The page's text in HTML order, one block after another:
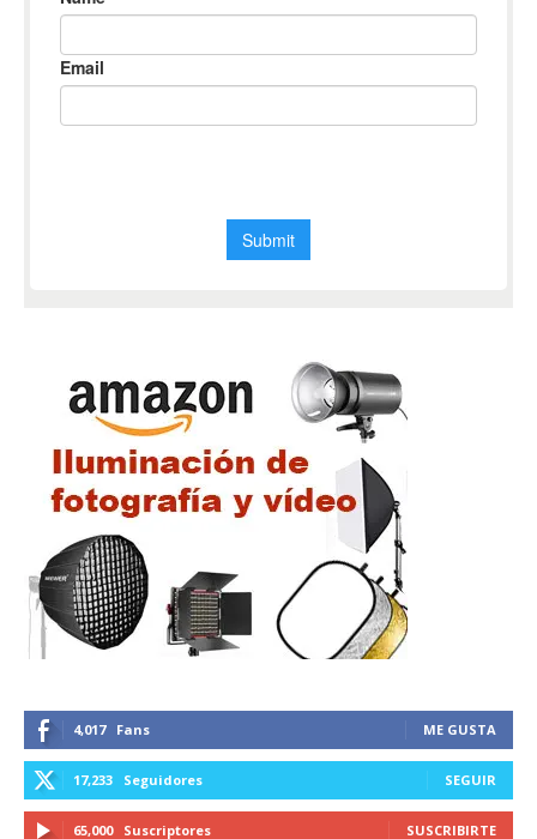
4,017 Fans ME GUSTA
17,233 Seguidores SEGUIR
65,000 Suscriptores SUSCRIBIRTE